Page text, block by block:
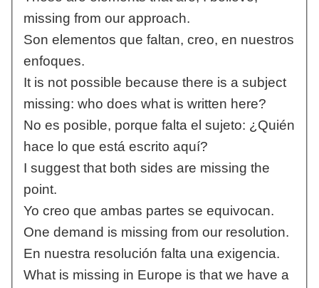
missing from our approach.
Son elementos que faltan, creo, en nuestros
enfoques.
It is not possible because there is a subject
missing: who does what is written here?
No es posible, porque falta el sujeto: ¿Quién
hace lo que está escrito aquí?
I suggest that both sides are missing the
point.
Yo creo que ambas partes se equivocan.
One demand is missing from our resolution.
En nuestra resolución falta una exigencia.
What is missing in Europe is that we have a